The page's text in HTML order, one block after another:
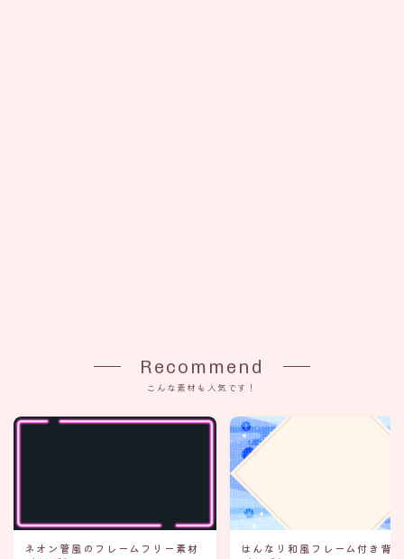
Recommend
こんな素材も人気です！
ネオン管風のフレームフリー素材
はんなり和風フレーム付き背景